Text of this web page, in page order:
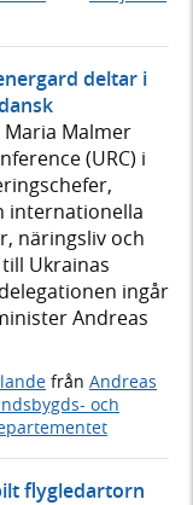
deltar i
Malmer
(URC) i
internationella
näringsliv och
Ukrainas
ingår
Andreas
från Andreas
och
flygledartorn